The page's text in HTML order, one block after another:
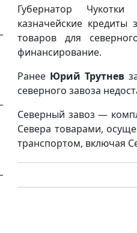
Губернатор Чукотки
казначейские кредиты
товаров для
финансирование.
Ранее Юрий Трутнев
северного завоза
Северный завоз —
Севера товарами,
транспортом, включая